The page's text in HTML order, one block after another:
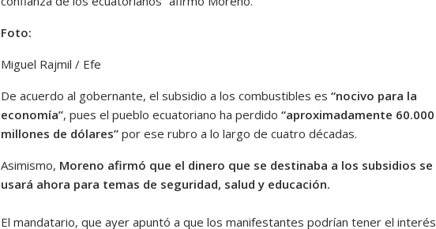
Foto:
Miguel Rajmil / Efe
De acuerdo al gobernante, el subsidio a los combustibles es “nocivo para la
economía”, pues el pueblo ecuatoriano ha perdido “aproximadamente 60.000
millones de dólares”por ese rubro a lo largo de cuatro décadas.
Asimismo, Moreno afirmó que el dinero que se destinaba a los subsidios se
usará ahora para temas de seguridad, salud y educación.
El mandatario, que ayer apuntó a que los manifestantes podrían tener el interés